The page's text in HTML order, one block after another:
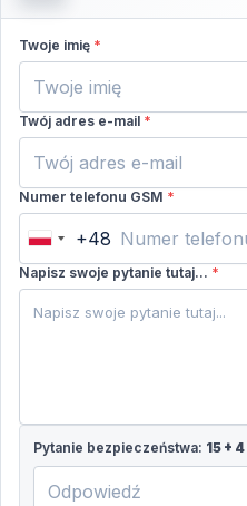
Twoje imię *
Twój adres e-mail *
Numer telefonu GSM *
Poland
+48
+48
Napisz swoje pytanie tutaj... *
Pytanie bezpieczeństwa: 15 + 4